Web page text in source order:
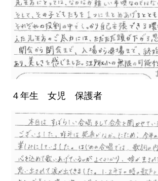
４年生 女児 保護者